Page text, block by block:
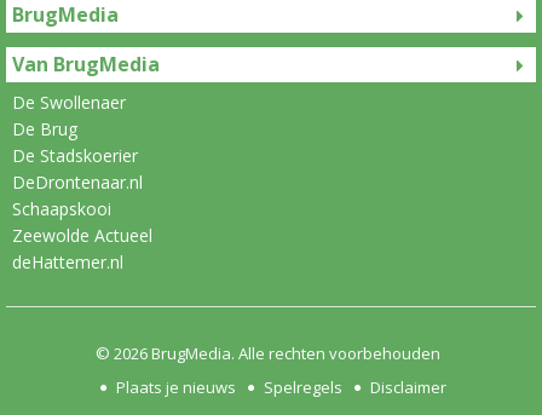
BrugMedia
Van BrugMedia
De Swollenaer
De Brug
De Stadskoerier
DeDrontenaar.nl
Schaapskooi
Zeewolde Actueel
deHattemer.nl
© 2026 BrugMedia. Alle rechten voorbehouden
Plaats je nieuws
Spelregels Disclaimer